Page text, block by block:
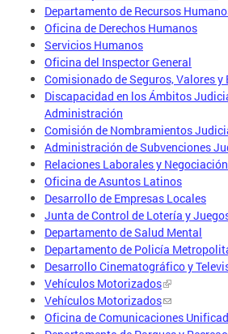
Departamento de Recursos
Oficina de Derechos Humanos
Servicios Humanos
Oficina del Inspector General
Comisionado de Seguros, Valores y
Discapacidad en los Ámbitos
Administración
Comisión de Nombramientos
Administración de Subvenciones
Relaciones Laborales y
Oficina de Asuntos Latinos
Desarrollo de Empresas Locales
Junta de Control de Lotería y
Departamento de Salud Mental
Departamento de Policía
Desarrollo Cinematográfico y
Vehículos Motorizados
Vehículos Motorizados
Oficina de Comunicaciones